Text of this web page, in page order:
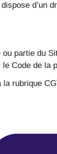
d’un
partie du
Code de la
rubrique